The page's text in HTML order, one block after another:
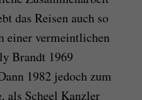
das Reisen auch so
einer vermeintlichen
Brandt 1969
1982 jedoch zum
als Scheel Kanzler